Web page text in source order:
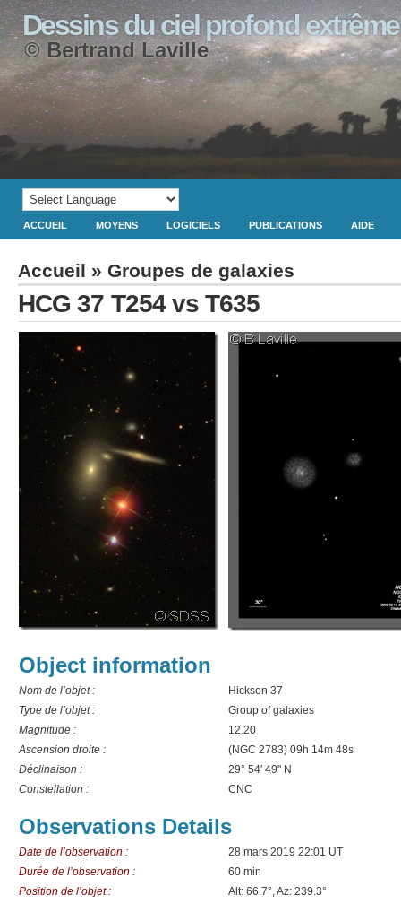
Dessins du ciel profond extrême
© Bertrand Laville
ACCUEIL MOYENS LOGICIELS PUBLICATIONS AIDE
Accueil » Groupes de galaxies
HCG 37 T254 vs T635
Object information
Nom de l’objet :
Hickson 37
Type de l’objet :
Group of galaxies
Magnitude :
12.20
Ascension droite :
(NGC 2783) 09h 14m 48s
Déclinaison :
29° 54′ 49" N
Constellation :
CNC
Observations Details
Date de l’observation :
28 mars 2019 22:01 UT
Durée de l’observation :
60 min
Position de l’objet :
Alt: 66.7°, Az: 239.3°